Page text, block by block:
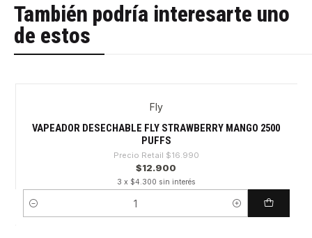
También podría interesarte uno
de estos
Fly
VAPEADOR DESECHABLE FLY STRAWBERRY MANGO 2500
PUFFS
Precio Retail $16.990
$12.900
3 x $4.300 sin interés
Cantidad